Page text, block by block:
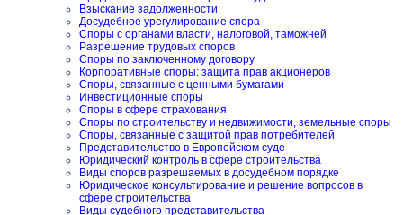
Взыскание задолженности
Досудебное урегулирование спора
Споры с органами власти, налоговой, таможней
Разрешение трудовых споров
Споры по заключенному договору
Корпоративные споры: защита прав акционеров
Споры, связанные с ценными бумагами
Инвестиционные споры
Споры в сфере страхования
Споры по строительству и недвижимости, земельные споры
Споры, связанные с защитой прав потребителей
Представительство в Европейском суде
Юридический контроль в сфере строительства
Виды споров разрешаемых в досудебном порядке
Юридическое консультирование и решение вопросов в
сфере строительства
Виды судебного представительства